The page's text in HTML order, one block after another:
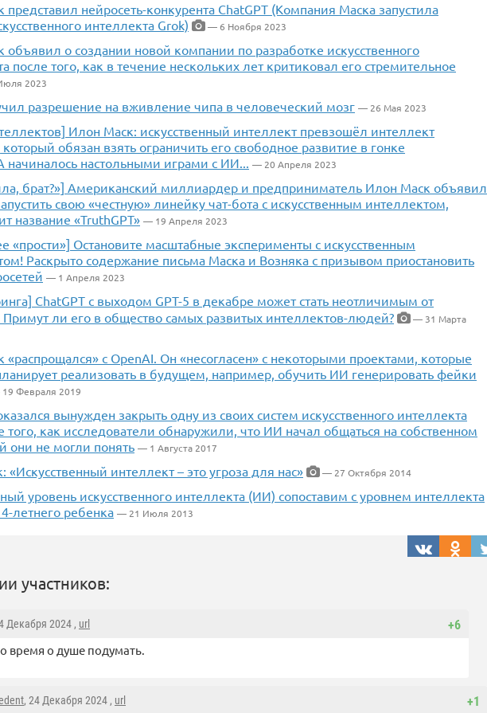
нейросеть-конкурента ChatGPT (Компания Маска запустила
интеллекта Grok)
— 6 Ноября 2023
объявил о создании новой компании по разработке искусственного
после того, как в течение нескольких лет критиковал его стремительное
2023
разрешение на вживление чипа в человеческий мозг — 26 Мая 2023
Илон Маск: искусственный интеллект превзошёл интеллект
обязан взять ограничить его свободное развитие в гонке
начиналось настольными играми с ИИ... — 20 Апреля 2023
брат?»] Американский миллиардер и предприниматель Илон Маск объявил
свою «честную» линейку чат-бота с искусственным интеллектом,
название «TruthGPT» — 19 Апреля 2023
«прости»] Остановите масштабные эксперименты с искусственным
Раскрыто содержание письма Маска и Возняка с призывом приостановить
— 1 Апреля 2023
ChatGPT с выходом GPT-5 в декабре может стать неотличимым от
Примут ли его в общество самых развитых интеллектов-людей?
— 31 Марта
с OpenAI. Он «несогласен» с некоторыми проектами, которые
реализовать в будущем, например, обучить ИИ генерировать фейки
Февраля 2019
вынужден закрыть одну из своих систем искусственного интеллекта
того, как исследователи обнаружили, что ИИ начал общаться на собственном
они не могли понять — 1 Августа 2017
«Искусственный интеллект – это угроза для нас»
— 27 Октября 2014
уровень искусственного интеллекта (ИИ) сопоставим с уровнем интеллекта
летнего ребенка — 21 Июля 2013
участников:
+6
Декабря 2024 , url
время о душе подумать.
+1
, 24 Декабря 2024 , url